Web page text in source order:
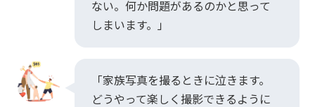
ない。何か問題があるのかと思って
しまいます。」
「家族写真を撮るときに泣きます。
どうやって楽しく撮影できるように